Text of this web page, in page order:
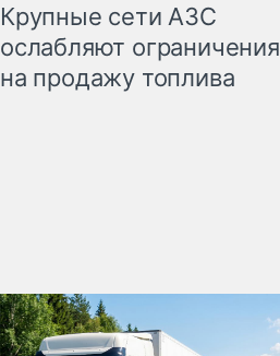
Крупные сети АЗС
ослабляют ограничения
на продажу топлива